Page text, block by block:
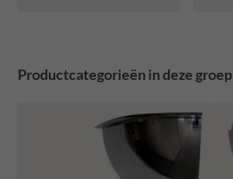
Productcategorieën in deze groep